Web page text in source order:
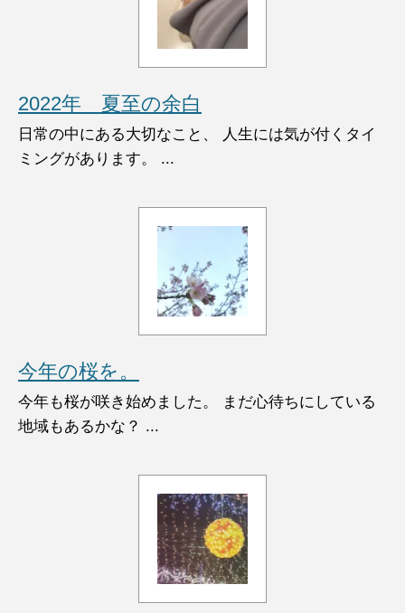
2022年 夏至の余白
日常の中にある大切なこと、 人生には気が付くタイ
ミングがあります。 ...
今年の桜を。
今年も桜が咲き始めました。 まだ心待ちにしている
地域もあるかな？ ...